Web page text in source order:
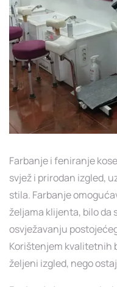
Farbanje i feniranje
svjež i prirodan izgled,
stila. Farbanje
željama klijenta, bilo da
osvježavanju
Korištenjem kvalitetnih
željeni izgled, nego